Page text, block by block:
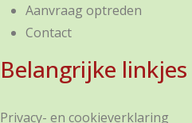
Aanvraag optreden
Contact
Belangrijke linkjes
Privacy- en cookieverklaring